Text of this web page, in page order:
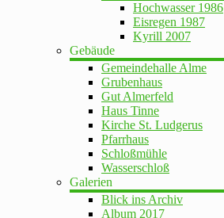
Hochwasser 1986
Eisregen 1987
Kyrill 2007
Gebäude
Gemeindehalle Alme
Grubenhaus
Gut Almerfeld
Haus Tinne
Kirche St. Ludgerus
Pfarrhaus
Schloßmühle
Wasserschloß
Galerien
Blick ins Archiv
Album 2017